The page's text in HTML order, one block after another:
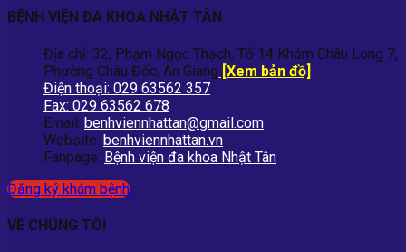
BỆNH VIỆN ĐA KHOA NHẬT TÂN
Địa chỉ: 32, Phạm Ngọc Thạch, Tổ 14 Khóm Châu Long 7,
Phường Châu Đốc, An Giang [Xem bản đồ]
Điện thoại: 029 63562 357
Fax: 029 63562 678
Email: benhviennhattan@gmail.com
Website: benhviennhattan.vn
Fanpage: Bệnh viện đa khoa Nhật Tân
Đăng ký khám bệnh
VỀ CHÚNG TÔI